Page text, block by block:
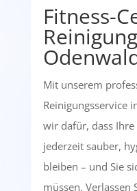
Fitness-
Reinigung
Mit unserem
Reinigungsservice
wir dafür, dass Ihre
jederzeit sauber,
bleiben – und Sie
müssen. Verlassen